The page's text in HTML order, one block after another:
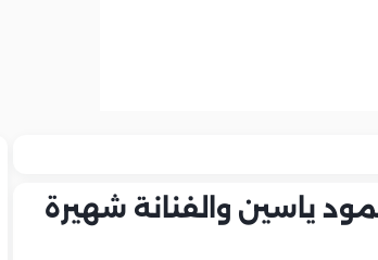
ياسين والفنانة شهيرة